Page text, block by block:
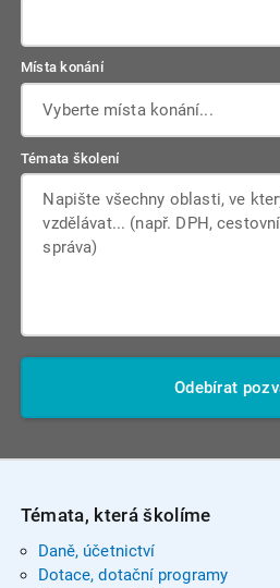
Místa konání
Vyberte místa konání...
Témata školení
Odebírat
Témata, která školíme
Daně, účetnictví
Dotace, dotační programy